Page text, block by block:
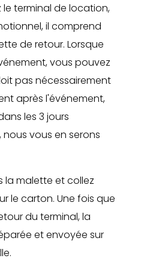
le terminal de location,
il comprend
de retour. Lorsque
vous pouvez
pas nécessairement
après l'événement,
les 3 jours
vous en serons
la malette et collez
le carton. Une fois que
du terminal, la
et envoyée sur